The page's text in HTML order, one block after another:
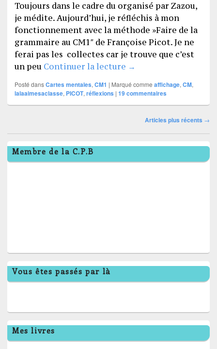
Toujours dans le cadre du organisé par Zazou,
je médite. Aujourd’hui, je réfléchis à mon
fonctionnement avec la méthode »Faire de la
grammaire au CM1″ de Françoise Picot. Je ne
ferai pas les collectes car je trouve que c’est
un peu Continuer la lecture Affiches et bâtons
→
Posté dansCartes mentales, CM1 | Marqué comme affichage, CM,
lalaaimesaclasse, PICOT, réflexions | 19commentaires
dans
les
articles
Articles plus récents →
Zone
principale
de
Membre de la C.P.B
Vous êtes passés par là
Mes livres